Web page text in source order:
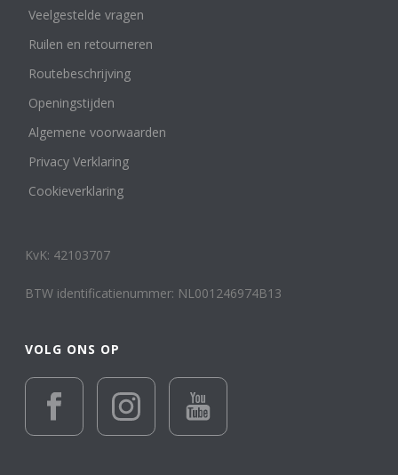
Veelgestelde vragen
Ruilen en retourneren
Routebeschrijving
Openingstijden
Algemene voorwaarden
Privacy Verklaring
Cookieverklaring
KvK: 42103707
BTW identificatienummer: NL001246974B13
VOLG ONS OP